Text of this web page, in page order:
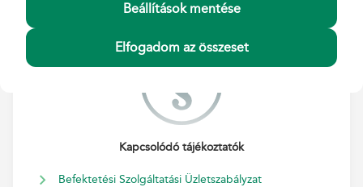
Kapcsolódó tájékoztatók
Befektetési Szolgáltatási Üzletszabályzat
Beállítások mentése
Elfogadom az összeset